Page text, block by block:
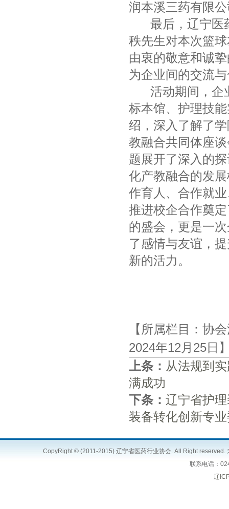
润本溪三药有限
最后，辽宁医药
秩先生对本次篮
由衷的敬意和诚
为企业间的交流
活动期间，企
标本馆、护理技
绍，深入了解了
教融合共同体座
题展开了深入的
化产教融合的发
作育人、合作就
推进校企合作奠
的盛会，更是一
了感情与友谊，
新的活力。
【所属栏目：
2024年12月25日
上条： 从法规到
满成功
下条：辽宁省护
装备转化创新专
CopyRight © (2011-2015) 辽宁省医药行业协会. All Right
联系电话：
辽